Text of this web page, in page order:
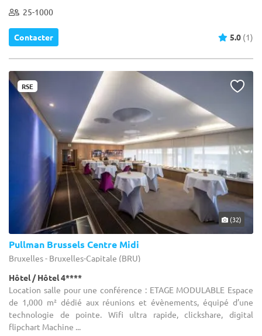
25-1000
Contacter 5.0 (1)
RSE
(32)
Pullman Brussels Centre Midi
Bruxelles - Bruxelles-Capitale (BRU)
Hôtel / Hôtel 4****
Location salle pour une conférence : ETAGE MODULABLE Espace
de 1,000 m² dédié aux réunions et évènements, équipé d’une
technologie de pointe. Wifi ultra rapide, clickshare, digital
flipchart Machine ...